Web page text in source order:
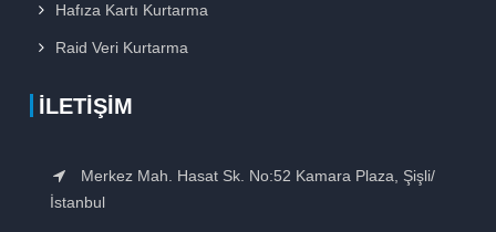
Hafıza Kartı Kurtarma
Raid Veri Kurtarma
İLETIŞIM
Merkez Mah. Hasat Sk. No:52 Kamara Plaza, Şişli/
İstanbul